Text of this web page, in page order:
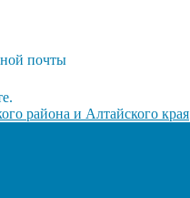
почты
района и Алтайского края